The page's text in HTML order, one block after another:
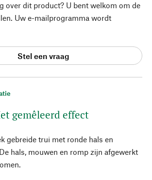
gemêleerd effect
gebreide trui met ronde hals en
hals, mouwen en romp zijn afgewerkt
over dit product? U bent welkom om de
Uw e-mailprogramma wordt
Stel een vraag